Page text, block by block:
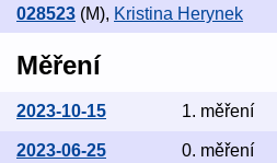
028523 (M), Kristina Herynek
Měření
2023-10-15 1. měření
2023-06-25 0. měření